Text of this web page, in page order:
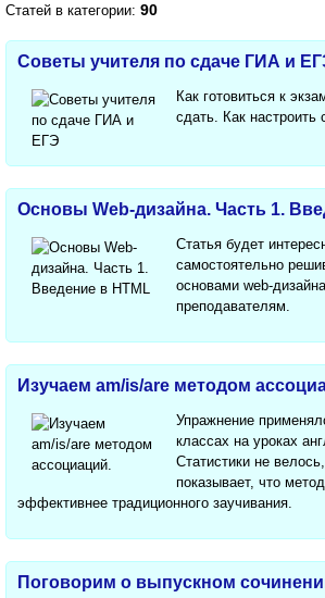
Статей в категории: 90
Советы учителя по сдаче ГИА и
Как готовиться к
сдать. Как настроить
Основы Web-дизайна. Часть 1.
Статья будет
самостоятельно
основами web-
преподавателям.
Изучаем am/is/are методом
Упражнение
классах на уроках
Статистики не
показывает, что
эффективнее традиционного заучивания.
Поговорим о выпускном